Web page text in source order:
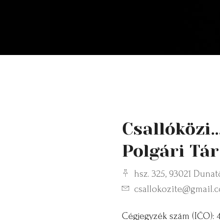
Polgári
hsz. 325, 93021
Cégjegyzék szám (IČO):